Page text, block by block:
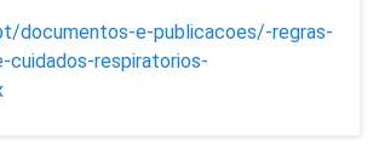
documentos-e-publicacoes/-regras-
cuidados-respiratorios-